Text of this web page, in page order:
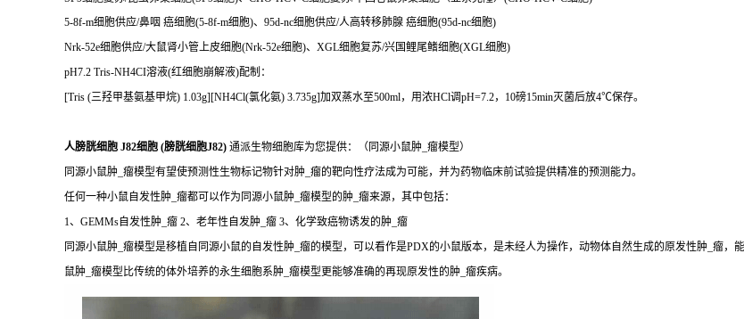
5-8f-m细胞供应/鼻咽 癌细胞(5-8f-m细胞)、95d-nc细胞供应/人高转移肺腺 癌细胞(95d-nc细胞)
Nrk-52e细胞供应/大鼠肾小管上皮细胞(Nrk-52e细胞)、XGL细胞复苏/兴国鲤尾鳍细胞(XGL细胞)
pH7.2 Tris-NH4CI溶液(红细胞崩解液)配制：
[Tris (三羟甲基氨基甲烷) 1.03g][NH4Cl(氯化氨) 3.735g]加双蒸水至500ml，用浓HCl调pH=7.2，10磅15min灭菌后放4℃保存。
人膀胱细胞 J82细胞 (膀胱细胞J82) 通派生物细胞库为您提供：（同源小鼠肿_瘤模型）
同源小鼠肿_瘤模型有望使预测性生物标记物针对肿_瘤的靶向性疗法成为可能，并为药物临床前试验提供精准的预测能力。
任何一种小鼠自发性肿_瘤都可以作为同源小鼠肿_瘤模型的肿_瘤来源，其中包括：
1、GEMMs自发性肿_瘤 2、老年性自发肿_瘤 3、化学致癌物诱发的肿_瘤
同源小鼠肿_瘤模型是移植自同源小鼠的自发性肿_瘤的模型，可以看作是PDX的小鼠版本，是未经人为操作，动物体自然生成的原发性肿_瘤
鼠肿_瘤模型比传统的体外培养的永生细胞系肿_瘤模型更能够准确的再现原发性的肿_瘤疾病。